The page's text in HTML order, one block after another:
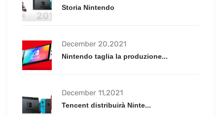
Storia Nintendo
December 20,2021
Nintendo taglia la produzione...
December 11,2021
Tencent distribuirà Ninte...